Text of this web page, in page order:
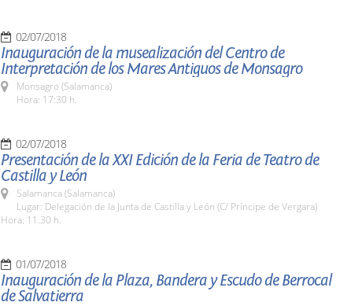
02/07/2018
Inauguración de la musealización del Centro de
Interpretación de los Mares Antiguos de Monsagro
Monsagro (Salamanca)
Hora: 17:30 h.
02/07/2018
Presentación de la XXI Edición de la Feria de Teatro de
Castilla y León
Salamanca (Salamanca)
Lugar: Delegación de la Junta de Castilla y León (C/ Príncipe de Vergara)
Hora: 11.30 h.
01/07/2018
Inauguración de la Plaza, Bandera y Escudo de Berrocal
de Salvatierra